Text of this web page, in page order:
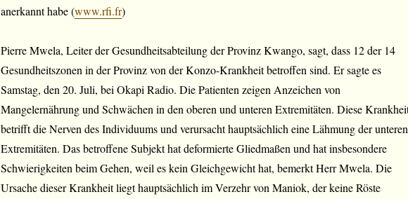
anerkannt habe (www.rfi.fr)
Pierre Mwela, Leiter der Gesundheitsabteilung der Provinz Kwango, sagt, dass 12 der 14
Gesundheitszonen in der Provinz von der Konzo-Krankheit betroffen sind. Er sagte es
Samstag, den 20. Juli, bei Okapi Radio. Die Patienten zeigen Anzeichen von
Mangelernährung und Schwächen in den oberen und unteren Extremitäten. Diese
betrifft die Nerven des Individuums und verursacht hauptsächlich eine Lähmung der unteren
Extremitäten. Das betroffene Subjekt hat deformierte Gliedmaßen und hat insbesondere
Schwierigkeiten beim Gehen, weil es kein Gleichgewicht hat, bemerkt Herr Mwela. Die
Ursache dieser Krankheit liegt hauptsächlich im Verzehr von Maniok, der keine Röste